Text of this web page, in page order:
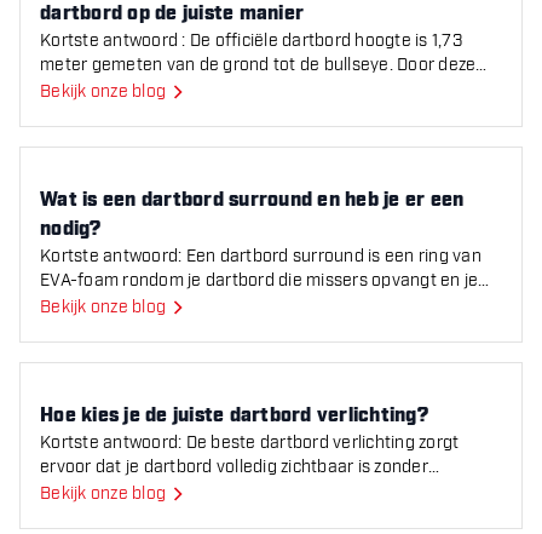
dartbord op de juiste manier
Kortste antwoord : De officiële dartbord hoogte is 1,73
meter gemeten van de grond tot de bullseye. Door deze
hoogte aan te houden zorg je voor een consistente
Bekijk onze blog
Wat is een dartbord surround en heb je er een
nodig?
Kortste antwoord: Een dartbord surround is een ring van
EVA-foam rondom je dartbord die missers opvangt en je
muur beschermt tegen schade. Voor de meeste t
Bekijk onze blog
Hoe kies je de juiste dartbord verlichting?
Kortste antwoord: De beste dartbord verlichting zorgt
ervoor dat je dartbord volledig zichtbaar is zonder
schaduwen. LED dartbord verlichting, zoals lichtringe
Bekijk onze blog